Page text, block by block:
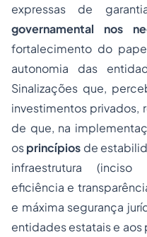
expressas de
governamental nos
fortalecimento do
autonomia das
Sinalizações que,
investimentos privados,
de que, na
osprincípios de
infraestrutura
eficiência e
e máxima segurança
entidades estatais e